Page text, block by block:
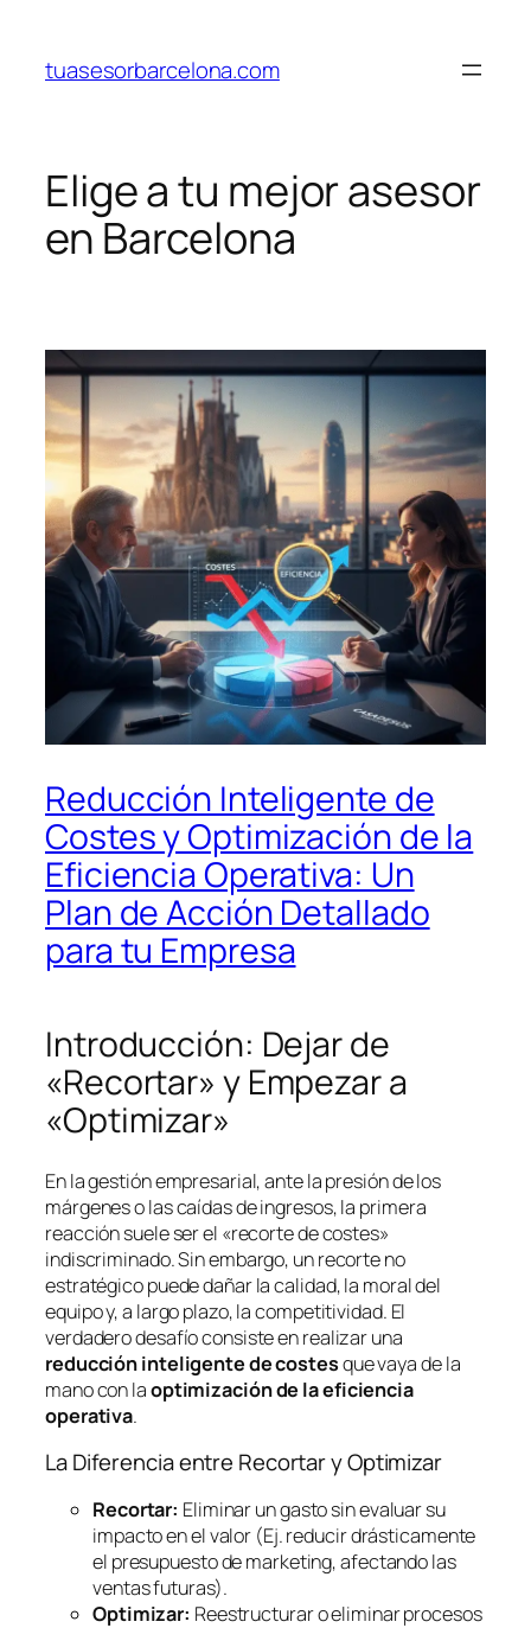
contenido
tuasesorbarcelona.com
Elige a tu mejor asesor
en Barcelona
Reducción Inteligente de
Costes y Optimización de la
Eficiencia Operativa: Un
Plan de Acción Detallado
para tu Empresa
Introducción: Dejar de
«Recortar» y Empezar a
«Optimizar»
En la gestión empresarial, ante la presión de los
márgenes o las caídas de ingresos, la primera
reacción suele ser el «recorte de costes»
indiscriminado. Sin embargo, un recorte no
estratégico puede dañar la calidad, la moral del
equipo y, a largo plazo, la competitividad. El
verdadero desafío consiste en realizar una
reducción inteligente de costesque vaya de la
mano con laoptimización de la eficiencia
operativa.
La Diferencia entre Recortar y Optimizar
Recortar: Eliminar un gasto sin evaluar su
impacto en el valor (Ej. reducir drásticamente
el presupuesto de marketing, afectando las
ventas futuras).
Optimizar: Reestructurar o eliminar procesos